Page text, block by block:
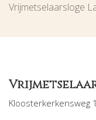
Vrijmetselaarsloge
Kloosterkerkensweg